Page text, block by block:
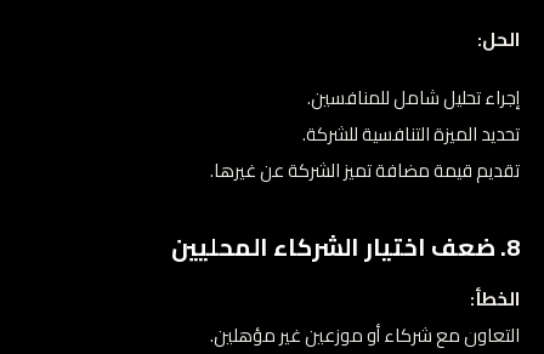
الحل:
إجراء تحليل شامل للمنافسين.
تحديد الميزة التنافسية للشركة.
تقديم قيمة مضافة تميز الشركة عن غيرها.
8. ضعف اختيار الشركاء المحليين
الخطأ:
التعاون مع شركاء أو موزعين غير مؤهلين.